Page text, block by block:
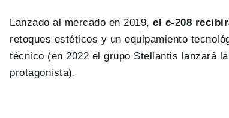
Lanzado al mercado en 2019,el e-208
retoques estéticos y un equipamiento
técnico (en 2022 el grupo Stellantis lanzará
protagonista).